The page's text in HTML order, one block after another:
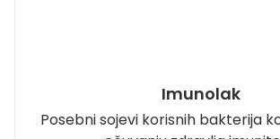
Imunolak
Posebni sojevi korisnih bakterija